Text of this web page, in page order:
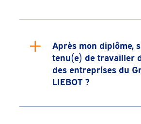
+
Après mon diplôme,
tenu(e) de travailler
des entreprises du
LIEBOT ?